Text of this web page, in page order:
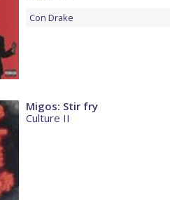
Con Drake
Migos: Stir fry
Culture II